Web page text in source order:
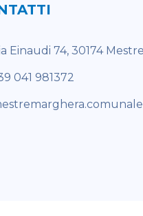
Einaudi 74, 30174
041 981372